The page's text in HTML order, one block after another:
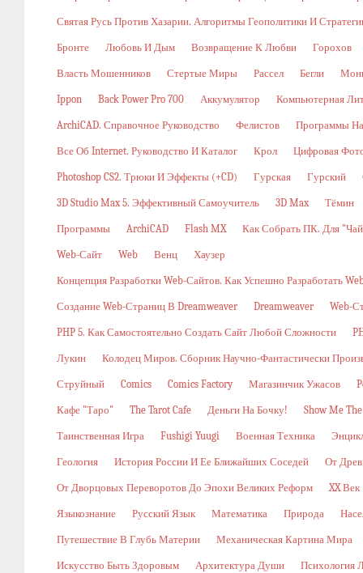
Святая Русь Против Хазарии. Алгоритмы Геополитики И
Бронте Любовь И Дым Возвращение К Любви Горохов
Власть Мошенников Стертые Миры Рассел Бегли
Ippon Back Power Pro 700 Аккумулятор Компьютерная
ArchiCAD. Справочное Руководство Фелистов Программы
Все Об Internet. Руководство И Каталог Крол Цифровая
Photoshop CS2. Трюки И Эффекты (+CD) Гурская Гурский
3D Studio Max 5. Эффективный Самоучитель 3D Max Тёмин
Программы ArchiCAD Flash MX Как Собрать ПК. Для
Web-Сайт Web Венц Хаузер
Концепция Разработки Web-Сайтов. Как Успешно Разработать
Создание Web-Страниц В Dreamweaver Dreamweaver Web-
PHP 5. Как Самостоятельно Создать Сайт Любой Сложности
Лукин Колодец Миров. Сборник Научно-Фантастически
Струйный Comics Comics Factory Магазинчик Ужасов
Кафе "Таро" The Tarot Cafe Деньги На Бочку! Show Me
Таинственная Игра Fushigi Yuugi Военная Техника
Геология История России И Ее Ближайших Соседей От
От Дворцовых Переворотов До Эпохи Великих Реформ XX Век
Языкознание Русский Язык Математика Природа
Путешествие В Глубь Материи Механическая Картина Мира
Искусство Быть Здоровым Архитектура Души Психология